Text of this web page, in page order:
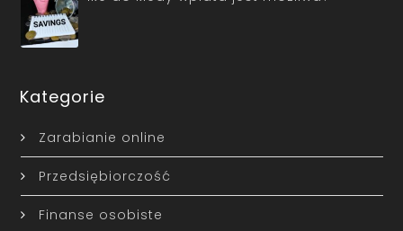
Kategorie
Zarabianie online
Przedsiębiorczość
Finanse osobiste